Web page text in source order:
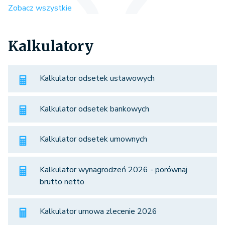
Zobacz wszystkie
Kalkulatory
Kalkulator odsetek ustawowych
Kalkulator odsetek bankowych
Kalkulator odsetek umownych
Kalkulator wynagrodzeń 2026 - porównaj
brutto netto
Kalkulator umowa zlecenie 2026